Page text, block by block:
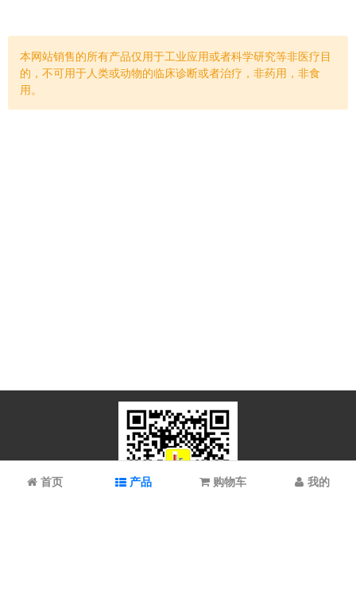
本网站销售的所有产品仅用于工业应用或者科学研究等非医疗目
的，不可用于人类或动物的临床诊断或者治疗，非药用，非食
用。
首页 产品 购物车 我的